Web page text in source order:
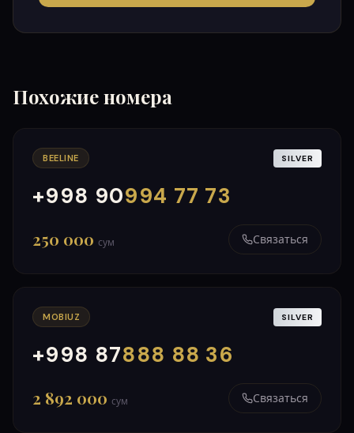
Похожие номера
BEELINE SILVER
+998 90994 77 73
000
999
250 000 сум Связаться
MOBIUZ SILVER
+998 87888 88 36
000
999
2 892 000 сум Связаться